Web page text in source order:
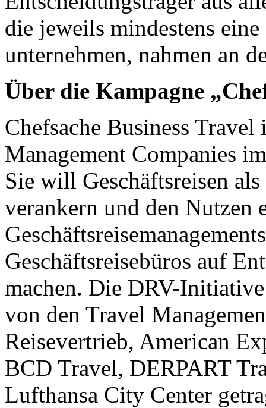
die jeweils mindestens
unternehmen, nahmen an
Über die Kampagne
Chefsache Business
Management Companies
Sie will Geschäftsreisen
verankern und den Nutzen
Geschäftsreisebüros auf
machen. Die DRV-
von den Travel
Reisevertrieb, American
BCD Travel, DERPART
Lufthansa City Center